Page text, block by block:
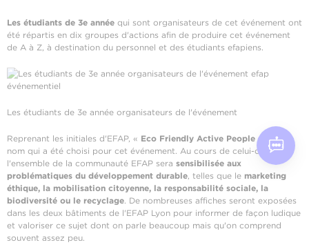
Les étudiants de 3e année qui sont organisateurs de cet événement ont
été répartis en dix groupes d'actions afin de produire cet événement
de A à Z, à destination du personnel et des étudiants efapiens.
Les étudiants de 3e année organisateurs de l'événement
Reprenant les initiales d'EFAP, « Eco Friendly Active People» est le
nom qui a été choisi pour cet événement. Au cours de celui-ci,
l'ensemble de la communauté EFAP sera sensibilisée aux
problématiques du développement durable, telles que le marketing
éthique, la mobilisation citoyenne, la responsabilité sociale, la
biodiversité ou le recyclage. De nombreuses affiches seront exposées
dans les deux bâtiments de l'EFAP Lyon pour informer de façon ludique
et valoriser ce sujet dont on parle beaucoup mais qu'on comprend
souvent assez peu.